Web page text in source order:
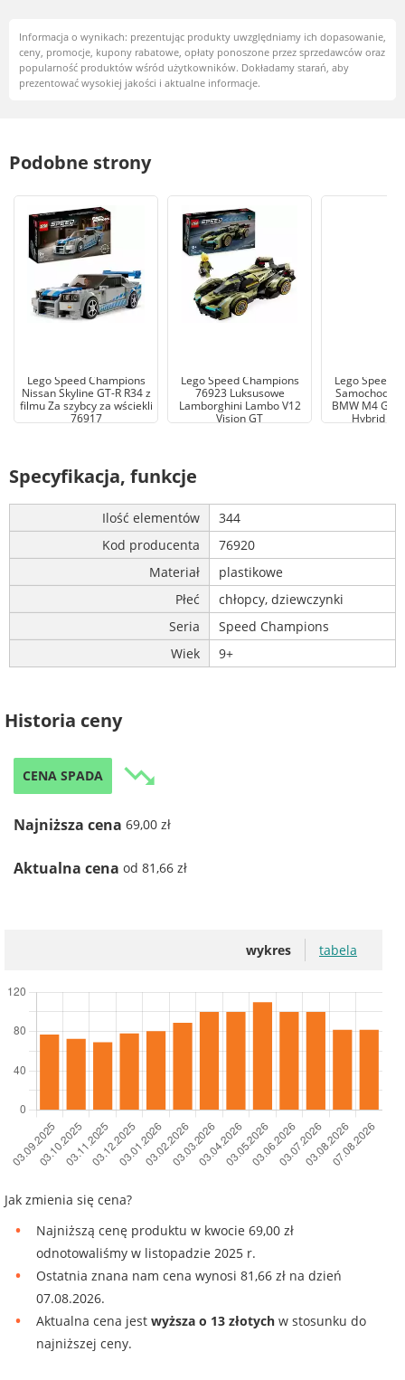
Informacja o wynikach: prezentując produkty uwzględniamy ich dopasowanie,
ceny, promocje, kupony rabatowe, opłaty ponoszone przez sprzedawców oraz
popularność produktów wśród użytkowników. Dokładamy starań, aby
prezentować wysokiej jakości i aktualne informacje.
Podobne strony
Lego Speed Champions
Nissan Skyline GT-R R34 z
filmu Za szybcy za wściekli
76917
Lego Speed Champions
76923 Luksusowe
Lamborghini Lambo V12
Vision GT
Lego Speed
Samochody
BMW M4
Hybrid V8
Specyfikacja, funkcje
Ilość elementów
344
Kod producenta
76920
Materiał
plastikowe
Płeć
chłopcy, dziewczynki
Seria
Speed Champions
Wiek
9+
Historia ceny
CENA SPADA trending_down
Najniższa cena 69,00 zł
Aktualna cena od 81,66 zł
wykres tabela
Jak zmienia się cena?
Najniższą cenę produktu w kwocie 69,00 zł
odnotowaliśmy w listopadzie 2025 r.
Ostatnia znana nam cena wynosi 81,66 zł na dzień
07.08.2026.
Aktualna cena jest wyższa o 13 złotych w stosunku do
najniższej ceny.